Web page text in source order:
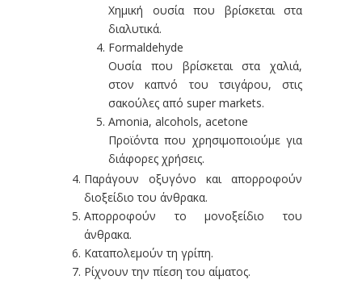
Χημική ουσία που βρίσκεται στα
διαλυτικά.
Formaldehyde
Ουσία που βρίσκεται στα χαλιά,
στον καπνό του τσιγάρου, στις
σακούλες από super markets.
Amonia, alcohols, acetone
Προϊόντα που χρησιμοποιούμε για
διάφορες χρήσεις.
Παράγουν οξυγόνο και απορροφούν
διοξείδιο του άνθρακα.
Απορροφούν το μονοξείδιο του
άνθρακα.
Καταπολεμούν τη γρίπη.
Ρίχνουν την πίεση του αίματος.